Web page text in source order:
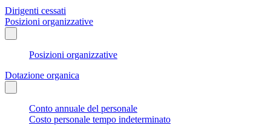
Dirigenti cessati
Posizioni organizzative
Posizioni organizzative
Dotazione organica
Conto annuale del personale
Costo personale tempo indeterminato